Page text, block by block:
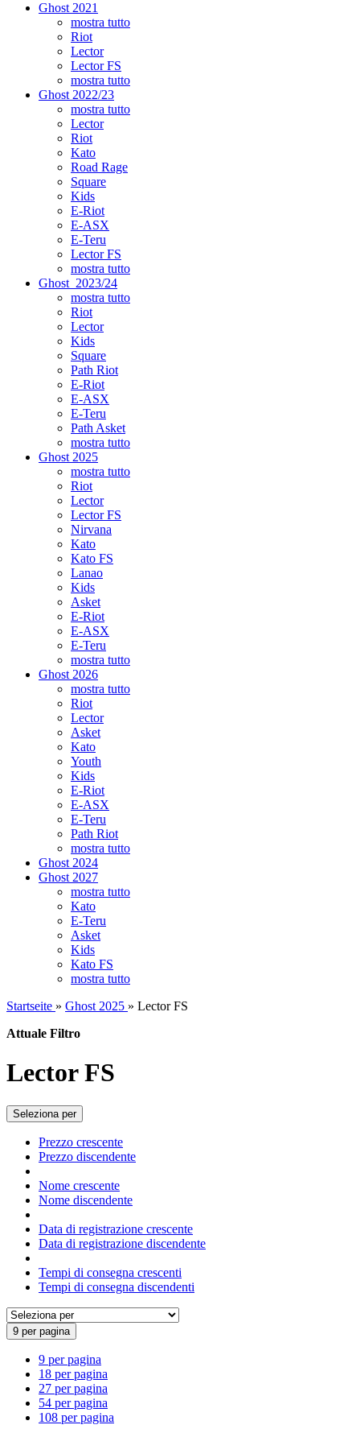
Ghost 2021
mostra tutto
Riot
Lector
Lector FS
mostra tutto
Ghost 2022/23
mostra tutto
Lector
Riot
Kato
Road Rage
Square
Kids
E-Riot
E-ASX
E-Teru
Lector FS
mostra tutto
Ghost_2023/24
mostra tutto
Riot
Lector
Kids
Square
Path Riot
E-Riot
E-ASX
E-Teru
Path Asket
mostra tutto
Ghost 2025
mostra tutto
Riot
Lector
Lector FS
Nirvana
Kato
Kato FS
Lanao
Kids
Asket
E-Riot
E-ASX
E-Teru
mostra tutto
Ghost 2026
mostra tutto
Riot
Lector
Asket
Kato
Youth
Kids
E-Riot
E-ASX
E-Teru
Path Riot
mostra tutto
Ghost 2024
Ghost 2027
mostra tutto
Kato
E-Teru
Asket
Kids
Kato FS
mostra tutto
Startseite » Ghost 2025 » Lector FS
Attuale Filtro
Lector FS
Seleziona per
Prezzo crescente
Prezzo discendente
Nome crescente
Nome discendente
Data di registrazione crescente
Data di registrazione discendente
Tempi di consegna crescenti
Tempi di consegna discendenti
9 per pagina
9 per pagina
18 per pagina
27 per pagina
54 per pagina
108 per pagina